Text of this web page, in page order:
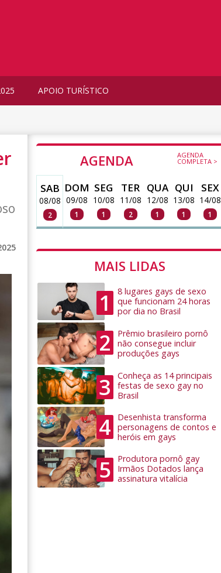
APOIO TURÍSTICO
AGENDA AGENDA
COMPLETA >
SAB
08/08
2
DOM
09/08
1
SEG
10/08
1
TER
11/08
2
QUA
12/08
1
QUI
13/08
1
SEX
14/08
1
MAIS LIDAS
1
8 lugares gays de sexo
que funcionam 24 horas
por dia no Brasil
2
Prêmio brasileiro pornô
não consegue incluir
produções gays
3
Conheça as 14 principais
festas de sexo gay no
Brasil
4
Desenhista transforma
personagens de contos e
heróis em gays
5
Produtora pornô gay
Irmãos Dotados lança
assinatura vitalícia